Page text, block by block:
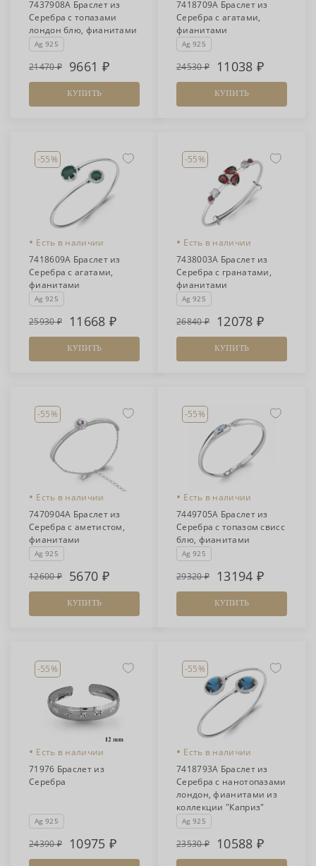
7437908А Браслет из
Серебра с топазами
лондон блю, фианитами
Ag 925
21470 9661
КУПИТЬ
7418709А Браслет из
Серебра с агатами,
фианитами
Ag 925
24530 11038
КУПИТЬ
-55%
• Есть в наличии
7418609А Браслет из
Серебра с агатами,
фианитами
Ag 925
25930 11668
КУПИТЬ
-55%
• Есть в наличии
7438003А Браслет из
Серебра с гранатами,
фианитами
Ag 925
26840 12078
КУПИТЬ
-55%
• Есть в наличии
7470904А Браслет из
Серебра с аметистом,
фианитами
Ag 925
12600 5670
КУПИТЬ
-55%
• Есть в наличии
7449705А Браслет из
Серебра с топазом свисс
блю, фианитами
Ag 925
29320 13194
КУПИТЬ
-55%
• Есть в наличии
71976 Браслет из
Серебра
Ag 925
24390 10975
-55%
• Есть в наличии
7418793А Браслет из
Серебра с нанотопазами
лондон, фианитами из
коллекции "Каприз"
Ag 925
23530 10588